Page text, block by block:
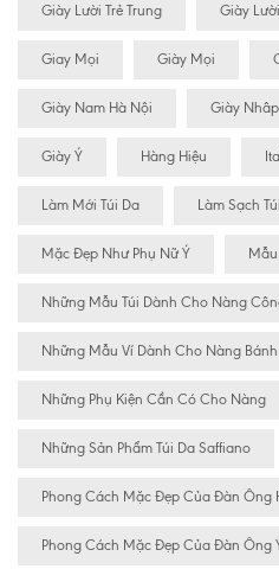
Giày Lười Trẻ Trung Giày
Giay Mọi Giày Mọi
Giày Nam Hà Nội Giày
Giày Ý Hàng Hiệu
Làm Mới Túi Da Làm Sạch
Mặc Đẹp Như Phụ Nữ Ý
Những Mẫu Túi Dành Cho Nàng
Những Mẫu Ví Dành Cho Nàng Bánh
Những Phụ Kiện Cần Có Cho Nàng
Những Sản Phẩm Túi Da Saffiano
Phong Cách Mặc Đẹp Của Đàn Ông
Phong Cách Mặc Đẹp Của Đàn Ông